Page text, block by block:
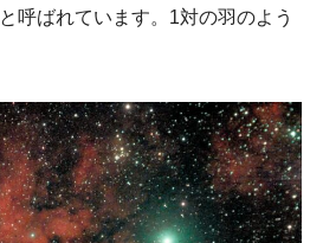
呼ばれています。1対の羽のよう